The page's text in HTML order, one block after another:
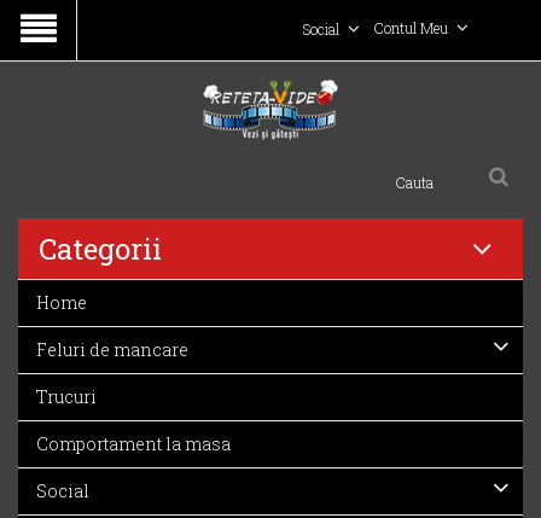
Contul Meu
Social
Categorii
Home
Feluri de mancare
Trucuri
Comportament la masa
Social